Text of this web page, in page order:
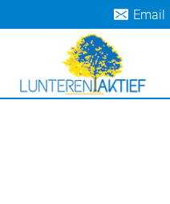
naar
Email